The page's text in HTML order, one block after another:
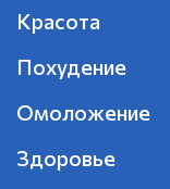
Красота
Похудение
Омоложение
Здоровье